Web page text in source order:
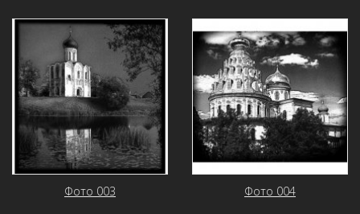
Фото 003 Фото 004